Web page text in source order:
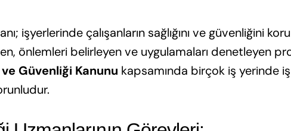
işyerlerinde çalışanların sağlığını ve güvenliğini
önlemleri belirleyen ve uygulamaları denetleyen
ve Güvenliği Kanunu kapsamında birçok iş yerinde